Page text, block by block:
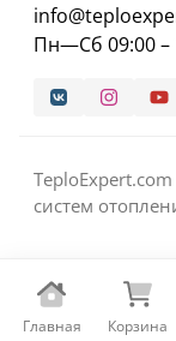
Главная Корзина
Пн—Сб 09:00 –
систем